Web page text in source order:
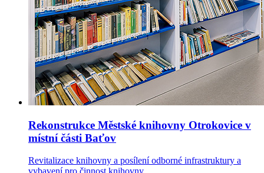
Rekonstrukce Městské knihovny Otrokovice v
místní části Baťov
Revitalizace knihovny a posílení odborné infrastruktury a